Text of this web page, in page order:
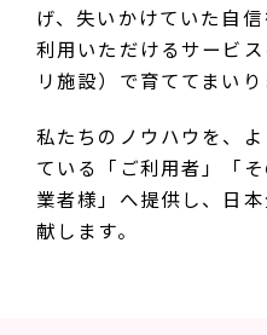
げ、失いかけていた自
利用いただけるサービ
リ施設）で育ててまいり
私たちのノウハウを、
ている「ご利用者」「
業者様」へ提供し、日
献します。